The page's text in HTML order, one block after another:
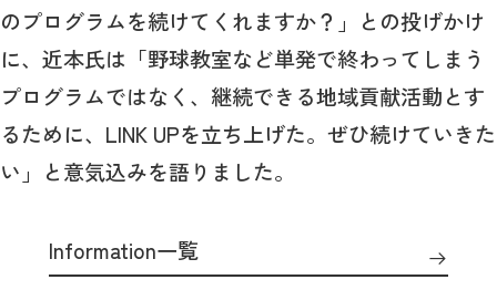
のプログラムを続けてくれますか？」との投げかけ
に、近本氏は「野球教室など単発で終わってしまう
プログラムではなく、継続できる地域貢献活動とす
るために、LINK UPを立ち上げた。ぜひ続けていきた
い」と意気込みを語りました。
Information一覧